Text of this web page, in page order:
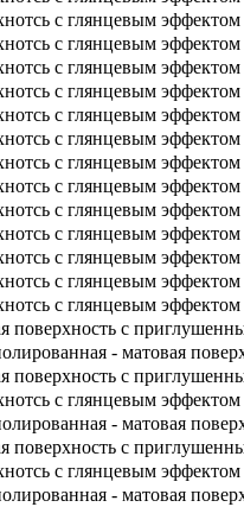
с глянцевым эффектом
с глянцевым эффектом
с глянцевым эффектом
с глянцевым эффектом
с глянцевым эффектом
с глянцевым эффектом
с глянцевым эффектом
с глянцевым эффектом
с глянцевым эффектом
с глянцевым эффектом
с глянцевым эффектом
с глянцевым эффектом
с глянцевым эффектом
поверхность с
- матовая
поверхность с
с глянцевым эффектом
- матовая
поверхность с
с глянцевым эффектом
- матовая